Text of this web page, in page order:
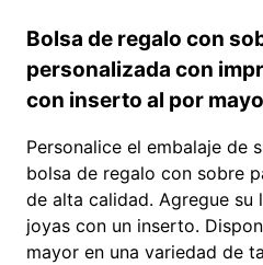
Bolsa de regalo con
personalizada con
con inserto al por
Personalice el embalaje de
bolsa de regalo con sobre
de alta calidad. Agregue
joyas con un inserto.
mayor en una variedad de